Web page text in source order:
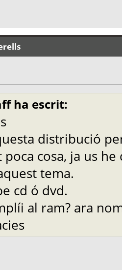
ha escrit:
distribució
poca cosa, ja us
tema.
cd ó dvd.
al ram? ara